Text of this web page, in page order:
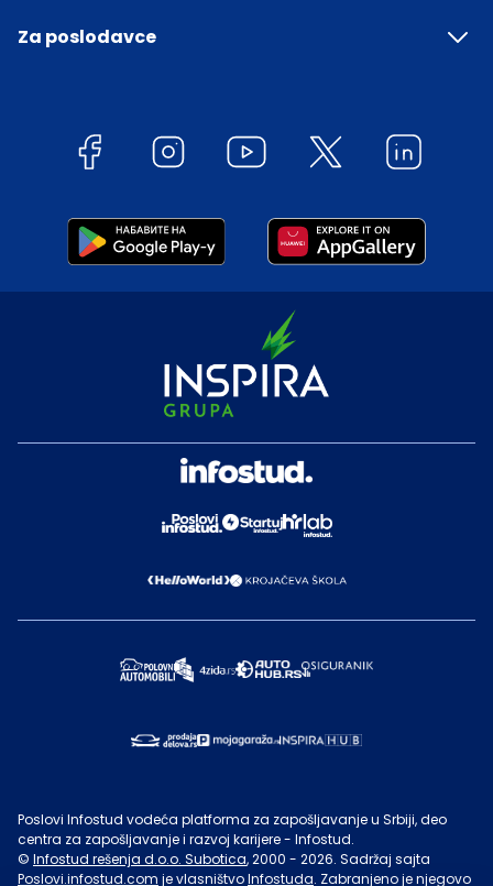
Za poslodavce
Poslovi Infostud vodeća platforma za zapošljavanje u Srbiji, deo
centra za zapošljavanje i razvoj karijere - Infostud.
© Infostud rešenja d.o.o. Subotica, 2000 - 2026. Sadržaj sajta
Poslovi.infostud.com je vlasništvoInfostuda. Zabranjeno je njegovo